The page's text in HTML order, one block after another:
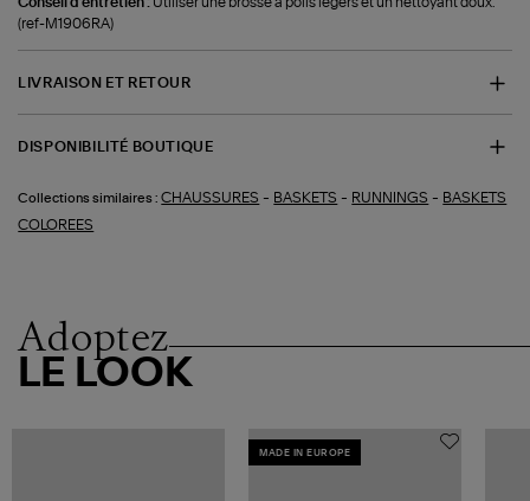
Conseil d'entretien : Utiliser une brosse à poils légers et un nettoyant doux.
(ref-M1906RA)
LIVRAISON ET RETOUR
DISPONIBILITÉ BOUTIQUE
Collections similaires : CHAUSSURES - BASKETS - RUNNINGS - BASKETS
COLOREES
Adoptez
LE LOOK
MADE IN EUROPE